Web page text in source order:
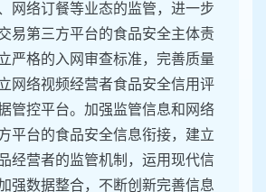
网络订餐等业态的监管，进一步
易第三方平台的食品安全主体责
严格的入网审查标准，完善质量
网络视频经营者食品安全信用评
管控平台。加强监管信息和网络
平台的食品安全信息衔接，建立
经营者的监管机制，运用现代信
强数据整合，不断创新完善信息